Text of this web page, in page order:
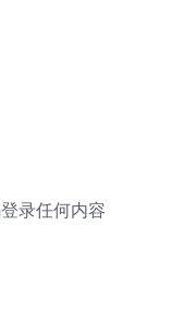
录任何内容